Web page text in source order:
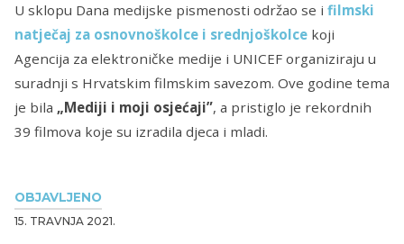
OBJAVLJENO
15. TRAVNJA 2021.
U sklopu Dana medijske pismenosti održao se i filmski
natječaj za osnovnoškolce i srednjoškolce koji
Agencija za elektroničke medije i UNICEF organiziraju u
suradnji s Hrvatskim filmskim savezom. Ove godine tema
je bila „Mediji i moji osjećaji”, a pristiglo je rekordnih
39 filmova koje su izradila djeca i mladi.